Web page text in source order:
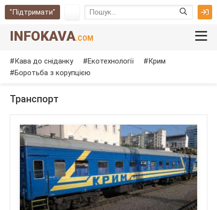
"Підтримати"
INFOKAVA.COM
Кава до сніданку Екотехнології
Крим
Боротьба з корупцією
Транспорт